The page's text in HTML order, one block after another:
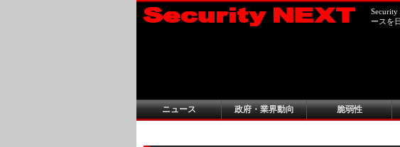
ースを
ニュース 政府・業界動向 脆弱性